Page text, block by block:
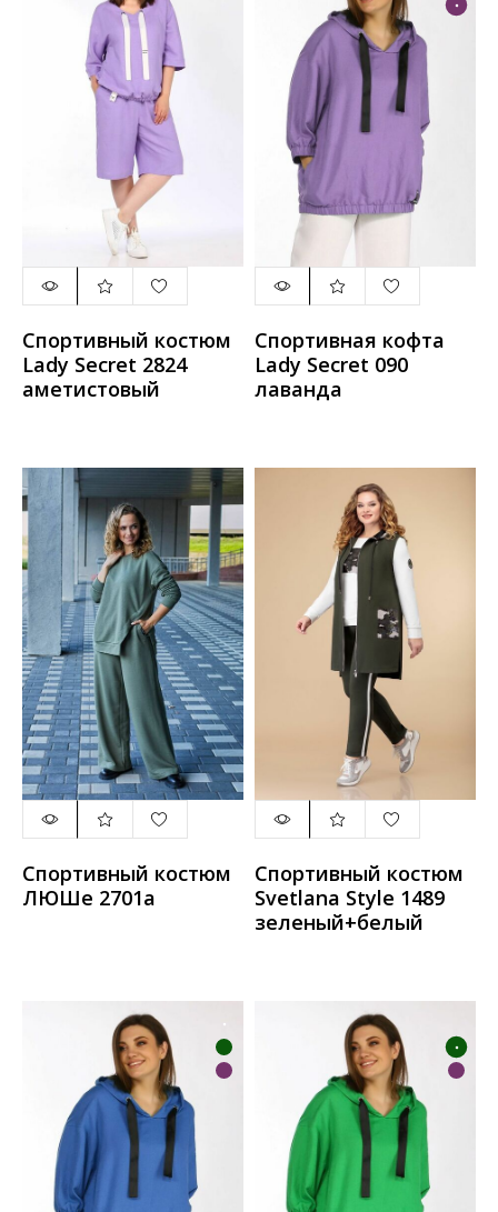
Спортивный костюм
Lady Secret 2824
аметистовый
Спортивная кофта
Lady Secret 090
лаванда
Спортивный костюм
ЛЮШе 2701а
Спортивный костюм
Svetlana Style 1489
зеленый+белый